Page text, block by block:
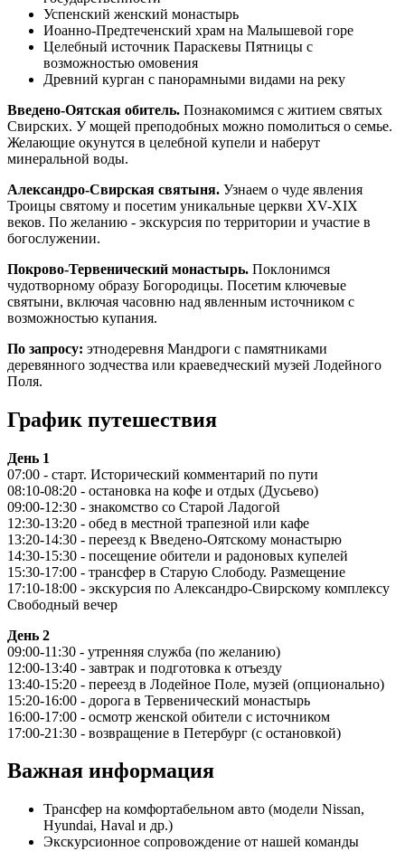
Успенский женский монастырь
Иоанно-Предтеченский храм на Малышевой горе
Целебный источник Параскевы Пятницы с
возможностью омовения
Древний курган с панорамными видами на реку
Введено-Оятская обитель. Познакомимся с житием святых
Свирских. У мощей преподобных можно помолиться о семье.
Желающие окунутся в целебной купели и наберут
минеральной воды.
Александро-Свирская святыня. Узнаем о чуде явления
Троицы святому и посетим уникальные церкви XV-XIX
веков. По желанию - экскурсия по территории и участие в
богослужении.
Покрово-Тервенический монастырь. Поклонимся
чудотворному образу Богородицы. Посетим ключевые
святыни, включая часовню над явленным источником с
возможностью купания.
По запросу: этнодеревня Мандроги с памятниками
деревянного зодчества или краеведческий музей Лодейного
Поля.
График путешествия
День 1
07:00 - старт. Исторический комментарий по пути
08:10-08:20 - остановка на кофе и отдых (Дусьево)
09:00-12:30 - знакомство со Старой Ладогой
12:30-13:20 - обед в местной трапезной или кафе
13:20-14:30 - переезд к Введено-Оятскому монастырю
14:30-15:30 - посещение обители и радоновых купелей
15:30-17:00 - трансфер в Старую Слободу. Размещение
17:10-18:00 - экскурсия по Александро-Свирскому комплексу
Свободный вечер
День 2
09:00-11:30 - утренняя служба (по желанию)
12:00-13:40 - завтрак и подготовка к отъезду
13:40-15:20 - переезд в Лодейное Поле, музей (опционально)
15:20-16:00 - дорога в Тервенический монастырь
16:00-17:00 - осмотр женской обители с источником
17:00-21:30 - возвращение в Петербург (с остановкой)
Важная информация
Трансфер на комфортабельном авто (модели Nissan,
Hyundai, Haval и др.)
Экскурсионное сопровождение от нашей команды